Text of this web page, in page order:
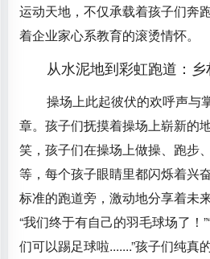
运动天地，不仅承载着孩子们奔
着企业家心系教育的滚烫情怀。
从水泥地到彩虹跑道：
操场上此起彼伏的欢呼声与
章。孩子们抚摸着操场上崭新的
笑，孩子们在操场上做操、跑步
等，每个孩子眼睛里都闪烁着兴
标准的跑道旁，激动地分享着未
“我们终于有自己的羽毛球场了！
们可以踢足球啦.......”孩子们纯真